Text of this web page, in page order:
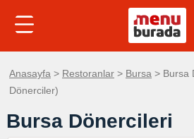
Anasayfa > Restoranlar > Bursa > Bursa
Dönerciler)
Bursa Dönercileri